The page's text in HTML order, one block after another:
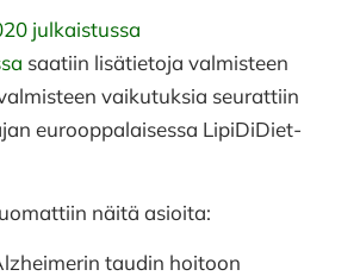
julkaistussa
saatiin lisätietoja valmisteen
vaikutuksia seurattiin
eurooppalaisessa LipiDiDiet-
näitä asioita:
taudin hoitoon